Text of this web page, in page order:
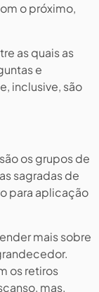
o próximo,
as quais as
e
inclusive, são
os grupos de
sagradas de
para aplicação
mais sobre
os retiros
mas,